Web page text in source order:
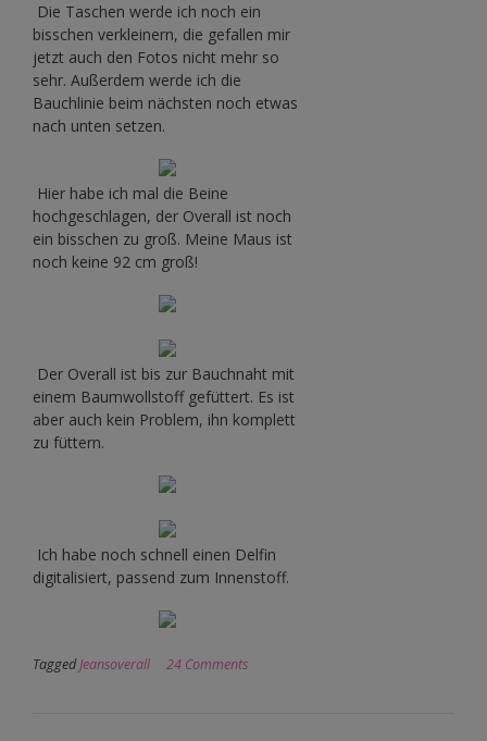
Die Taschen werde ich noch ein
bisschen verkleinern, die gefallen mir
jetzt auch den Fotos nicht mehr so
sehr. Außerdem werde ich die
Bauchlinie beim nächsten noch etwas
nach unten setzen.
Hier habe ich mal die Beine
hochgeschlagen, der Overall ist noch
ein bisschen zu groß. Meine Maus ist
noch keine 92 cm groß!
Der Overall ist bis zur Bauchnaht mit
einem Baumwollstoff gefüttert. Es ist
aber auch kein Problem, ihn komplett
zu füttern.
Ich habe noch schnell einen Delfin
digitalisiert, passend zum Innenstoff.
TaggedJeansoverall 24 Comments